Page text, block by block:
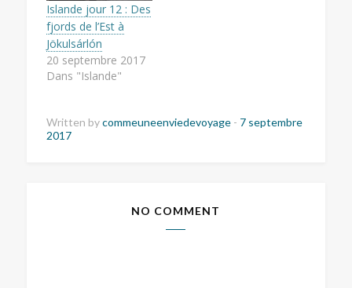
Islande jour 12 : Des
fjords de l’Est à
Jökulsárlón
20 septembre 2017
Dans "Islande"
Written bycommeuneenviedevoyage - 7 septembre
2017
NO COMMENT